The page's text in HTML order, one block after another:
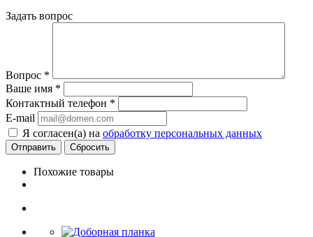
Задать вопрос
Вопрос *
Ваше имя *
Контактный телефон *
E-mail
Я согласен(а) на обработку персональных данных
Сбросить
Похожие товары